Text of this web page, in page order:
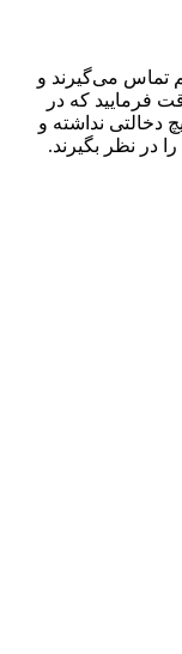
تماس می‌گیرند و
فرمایید که در
دخالتی نداشته و
در نظر بگیرند.